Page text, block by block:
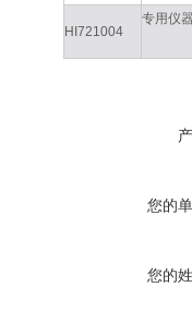
HI721004
专用仪
您的
您的